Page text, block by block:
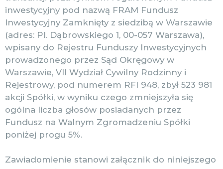
inwestycyjny pod nazwą FRAM Fundusz
Inwestycyjny Zamknięty z siedzibą w Warszawie
(adres: Pl. Dąbrowskiego 1, 00-057 Warszawa),
wpisany do Rejestru Funduszy Inwestycyjnych
prowadzonego przez Sąd Okręgowy w
Warszawie, VII Wydział Cywilny Rodzinny i
Rejestrowy, pod numerem RFI 948, zbył 523 981
akcji Spółki, w wyniku czego zmniejszyła się
ogólna liczba głosów posiadanych przez
Fundusz na Walnym Zgromadzeniu Spółki
poniżej progu 5%.
Zawiadomienie stanowi załącznik do niniejszego